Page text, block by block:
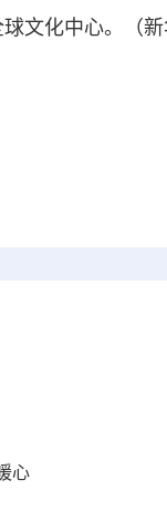
文化中心。（新
心